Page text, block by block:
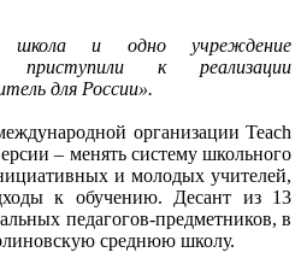
школа и одно учреждение
приступили к реализации
для России».
организации Teach
– менять систему школьного
и молодых учителей,
к обучению. Десант из 13
педагогов-предметников, в
среднюю школу.